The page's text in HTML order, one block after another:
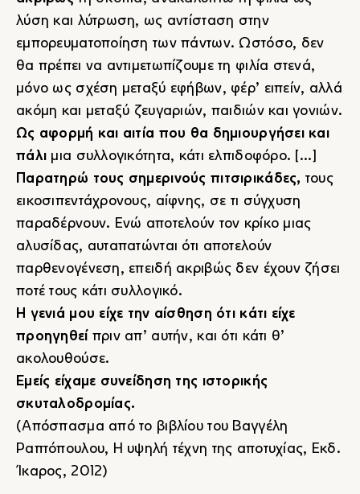
λύση και λύτρωση, ως αντίσταση στην
εμπορευματοποίηση των πάντων. Ωστόσο, δεν
θα πρέπει να αντιμετωπίζουμε τη φιλία στενά,
μόνο ως σχέση μεταξύ εφήβων, φέρ’ ειπείν, αλλά
ακόμη και μεταξύ ζευγαριών, παιδιών και γονιών.
Ως αφορμή και αιτία που θα δημιουργήσει και
πάλι μια συλλογικότητα, κάτι ελπιδοφόρο. [...]
Παρατηρώ τους σημερινούς πιτσιρικάδες, τους
εικοσιπεντάχρονους, αίφνης, σε τι σύγχυση
παραδέρνουν. Ενώ αποτελούν τον κρίκο μιας
αλυσίδας, αυταπατώνται ότι αποτελούν
παρθενογένεση, επειδή ακριβώς δεν έχουν ζήσει
ποτέ τους κάτι συλλογικό.
Η γενιά μου είχε την αίσθηση ότι κάτι είχε
προηγηθεί πριν απ’ αυτήν, και ότι κάτι θ’
ακολουθούσε.
Εμείς είχαμε συνείδηση της ιστορικής
σκυταλοδρομίας.
(Απόσπασμα από το βιβλίου του Βαγγέλη
Ραπτόπουλου, Η υψηλή τέχνη της αποτυχίας, Εκδ.
Ίκαρος, 2012)